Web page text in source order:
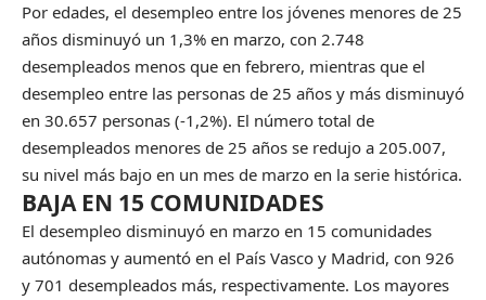
Por edades, el desempleo entre los jóvenes menores de 25
años disminuyó un 1,3% en marzo, con 2.748
desempleados menos que en febrero, mientras que el
desempleo entre las personas de 25 años y más disminuyó
en 30.657 personas (-1,2%). El número total de
desempleados menores de 25 años se redujo a 205.007,
su nivel más bajo en un mes de marzo en la serie histórica.
BAJA EN 15 COMUNIDADES
El desempleo disminuyó en marzo en 15 comunidades
autónomas y aumentó en el País Vasco y Madrid, con 926
y 701 desempleados más, respectivamente. Los mayores